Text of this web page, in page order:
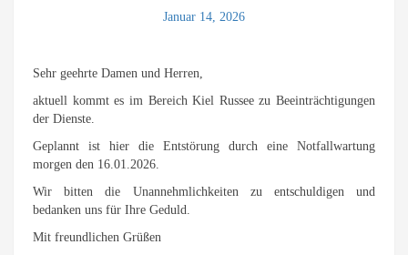
Januar 14, 2026
Sehr geehrte Damen und Herren,
aktuell kommt es im Bereich Kiel Russee zu Beeinträchtigungen
der Dienste.
Geplannt ist hier die Entstörung durch eine Notfallwartung
morgen den 16.01.2026.
Wir bitten die Unannehmlichkeiten zu entschuldigen und
bedanken uns für Ihre Geduld.
Mit freundlichen Grüßen